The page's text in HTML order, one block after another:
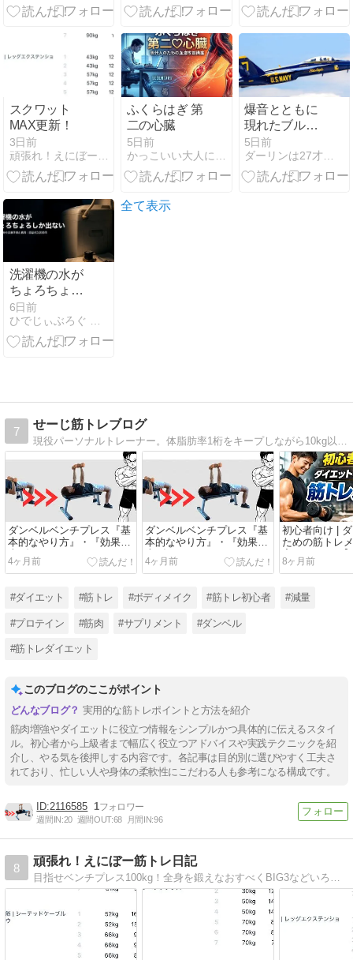
痩せるための
方法と女性向
けプロテイン
ジム・ピラテ
版】
スクワット
MAX更新！
3日前
ふくらはぎ 第
二の心臓
5日前
爆音とともに
現れたブルー
エンジェルス
がカッコよす
ぎた
5日前
洗濯機の水が
ちょろちょろ
しか出ない 給
水電磁弁の交
換手順と費用
6日前
全て表示
7
せーじ筋トレブログ
ダンベルベンチプレス『基
本的なやり方』・『効果を
上げるコツ』
4ヶ月前
ダンベルベンチプレス『基
本的なやり方』・『効果を
上げるコツ』
4ヶ月前
初心者向け |
ための筋トレ
宅でもできる】
8ヶ月前
#ダイエット #筋トレ #ボディメイク #筋トレ初心者 #減量
#プロテイン #筋肉 #サプリメント #ダンベル
#筋トレダイエット
このブログのここがポイント
実用的な筋トレポイントと方法を紹介
筋肉増強やダイエットに役立つ情報をシンプルかつ具体的に伝えるスタイ
ル。初心者から上級者まで幅広く役立つアドバイスや実践テクニックを紹
介し、やる気を後押しする内容です。各記事は目的別に選びやすく工夫さ
れており、忙しい人や身体の柔軟性にこだわる人も参考になる構成です。
2116585 1
週間IN:20 週間OUT:68 月間IN:96
8
頑張れ！えにぼー筋トレ日記